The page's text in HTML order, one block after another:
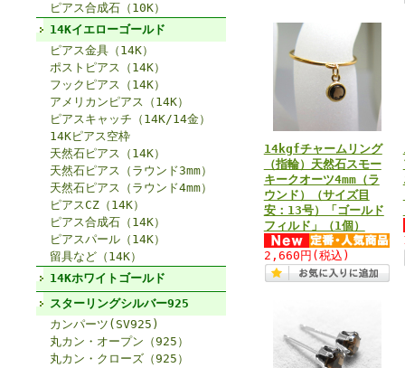
ピアス合成石（10K）
14Kイエローゴールド
ピアス金具（14K）
ポストピアス（14K）
フックピアス（14K）
アメリカンピアス（14K）
ピアスキャッチ（14K/14金）
14Kピアス空枠
天然石ピアス（14K）
天然石ピアス（ラウンド3mm）
天然石ピアス（ラウンド4mm）
ピアスCZ（14K）
ピアス合成石（14K）
ピアスパール（14K）
留具など（14K）
14Kホワイトゴールド
スターリングシルバー925
カンパーツ(SV925)
丸カン・オープン（925）
丸カン・クローズ（925）
14kgfチャームリング
（指輪）天然石スモー
キークオーツ4mm（ラ
ウンド）（サイズ目
安：13号）「ゴールド
フィルド」（1個）
2,660円 (税込)